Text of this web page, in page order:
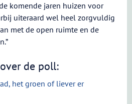
komende jaren huizen voor
uiteraard wel heel zorgvuldig
met de open ruimte en de
de poll:
het groen of liever er